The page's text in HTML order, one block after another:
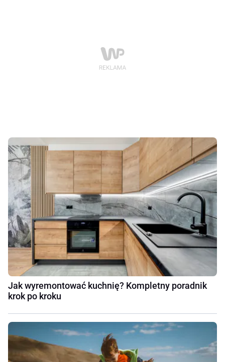
Jak wyremontować kuchnię? Kompletny poradnik
krok po kroku